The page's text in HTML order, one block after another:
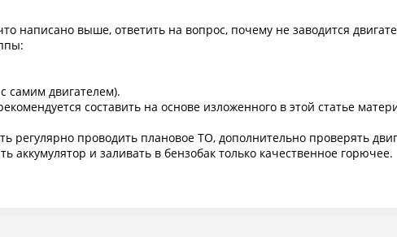
что написано выше, ответить на вопрос, почему не заводится
самим двигателем).
составить на основе изложенного в этой статье
регулярно проводить плановое ТО, дополнительно проверять
аккумулятор и заливать в бензобак только качественное горючее.